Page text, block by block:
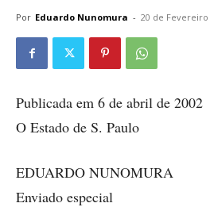
Por Eduardo Nunomura - 20 de Fevereiro
Publicada em 6 de abril de 2002
O Estado de S. Paulo
EDUARDO NUNOMURA
Enviado especial